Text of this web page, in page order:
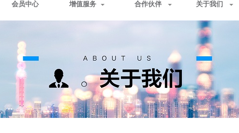
会员中心 增值服务 合作伙伴 关于我们